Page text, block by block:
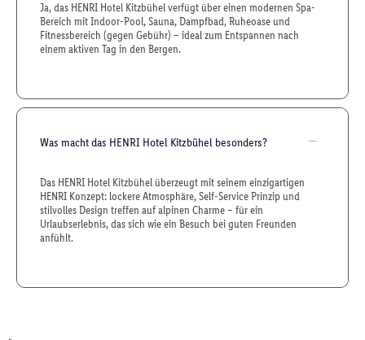
Ja, das HENRI Hotel Kitzbühel verfügt über einen modernen Spa-
Bereich mit Indoor-Pool, Sauna, Dampfbad, Ruheoase und
Fitnessbereich (gegen Gebühr) – ideal zum Entspannen nach
einem aktiven Tag in den Bergen.
Was macht das HENRI Hotel Kitzbühel besonders?
Das HENRI Hotel Kitzbühel überzeugt mit seinem einzigartigen
HENRI Konzept: lockere Atmosphäre, Self-Service Prinzip und
stilvolles Design treffen auf alpinen Charme – für ein
Urlaubserlebnis, das sich wie ein Besuch bei guten Freunden
anfühlt.